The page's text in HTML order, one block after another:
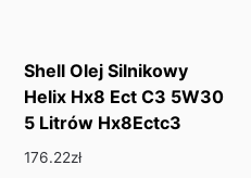
Shell Olej Silnikowy
Helix Hx8 Ect C3 5W30
5 Litrów Hx8Ectc3
176.22zł